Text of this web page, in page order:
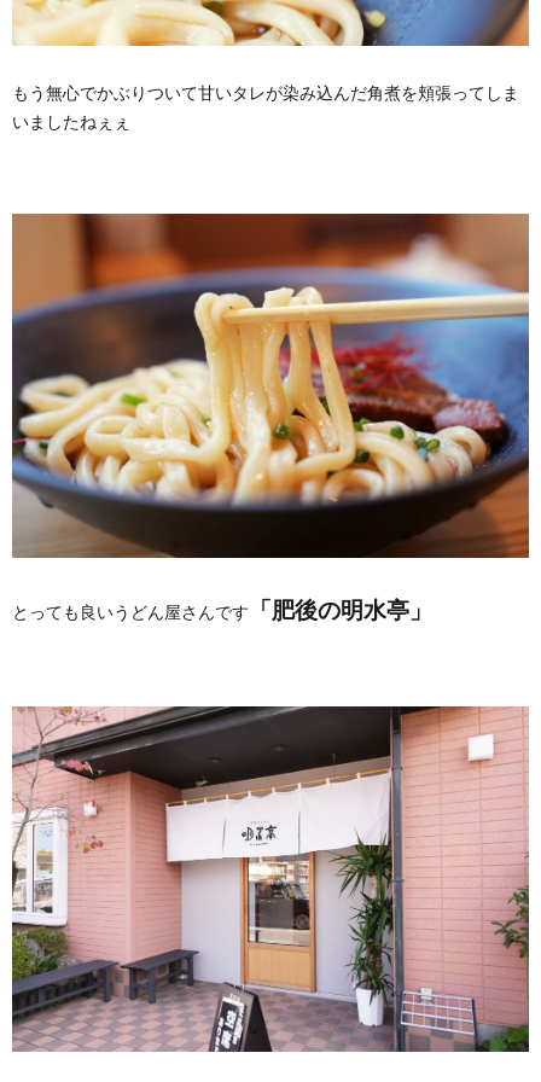
もう無心でかぶりついて甘いタレが染み込んだ角煮を頬張ってしま
いましたねぇぇ
とっても良いうどん屋さんです 「肥後の明水亭」